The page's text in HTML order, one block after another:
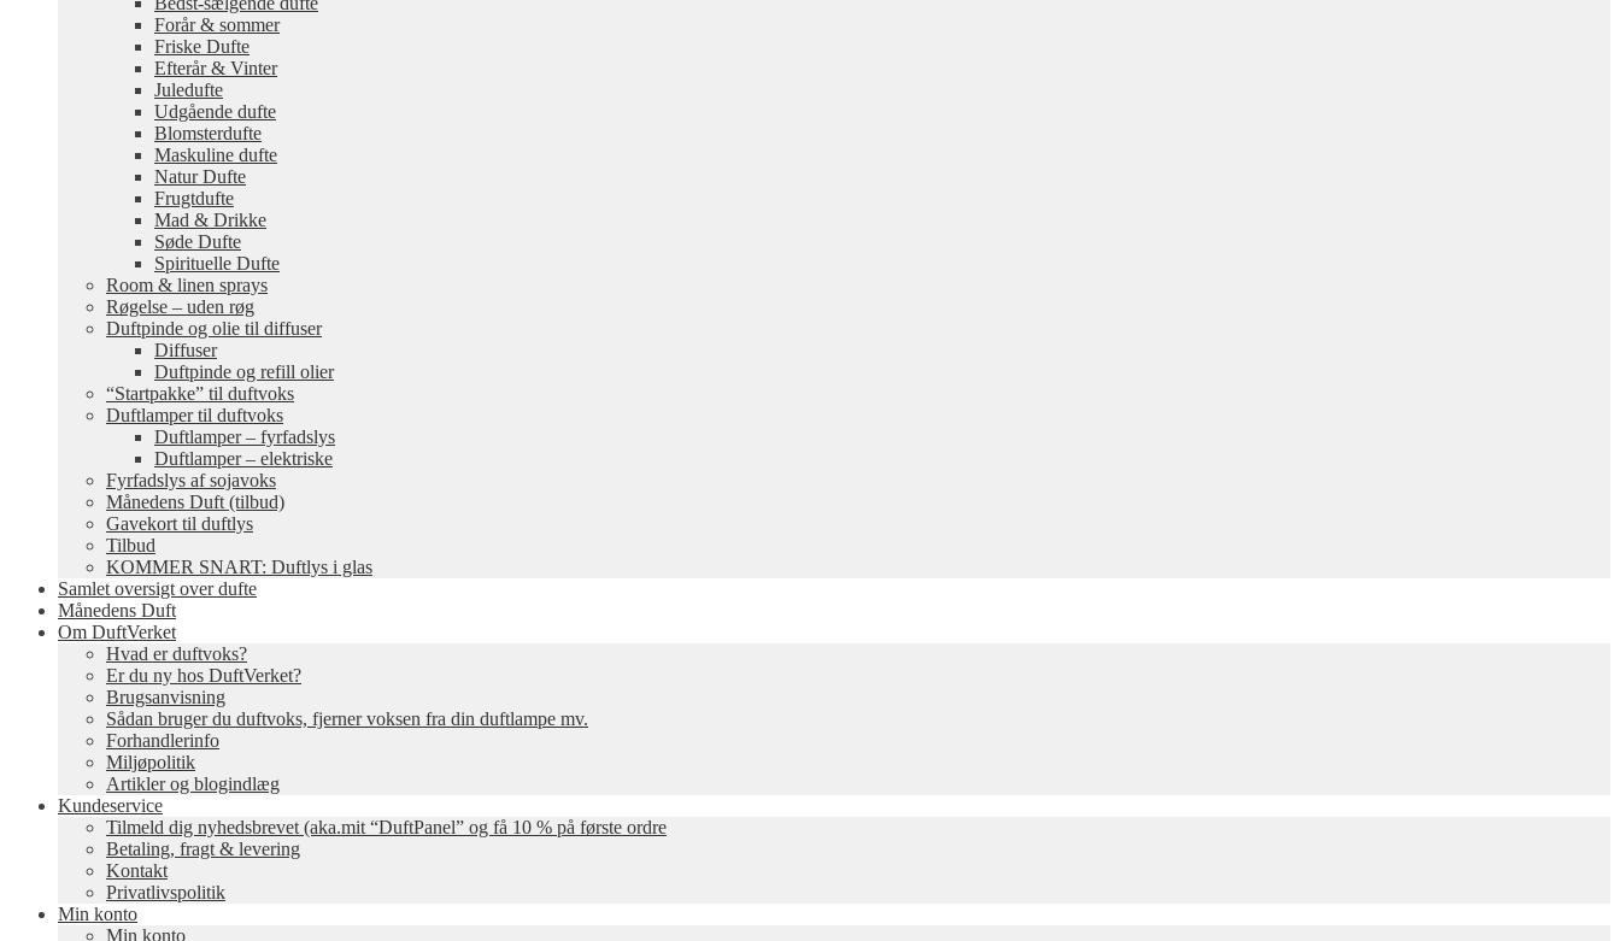
Forår & sommer
Friske Dufte
Efterår & Vinter
Juledufte
Udgående dufte
Blomsterdufte
Maskuline dufte
Natur Dufte
Frugtdufte
Mad & Drikke
Søde Dufte
Spirituelle Dufte
Room & linen sprays
Røgelse – uden røg
Duftpinde og olie til diffuser
Diffuser
Duftpinde og refill olier
“Startpakke” til duftvoks
Duftlamper til duftvoks
Duftlamper – fyrfadslys
Duftlamper – elektriske
Fyrfadslys af sojavoks
Månedens Duft (tilbud)
Gavekort til duftlys
Tilbud
KOMMER SNART: Duftlys i glas
Samlet oversigt over dufte
Månedens Duft
Om DuftVerket
Hvad er duftvoks?
Er du ny hos DuftVerket?
Brugsanvisning
Sådan bruger du duftvoks, fjerner voksen fra din duftlampe mv.
Forhandlerinfo
Miljøpolitik
Artikler og blogindlæg
Kundeservice
Tilmeld dig nyhedsbrevet (aka.mit “DuftPanel” og få 10 % på første ordre
Betaling, fragt & levering
Kontakt
Privatlivspolitik
Min konto
Min konto